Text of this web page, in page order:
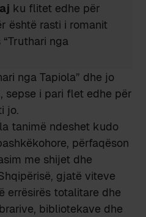
ku flitet edhe për
është rasti i romanit
nga
nga Tapiola” dhe jo
sepse i pari flet edhe për
jo.
tanimë ndeshet kudo
përfaqëson
me shijet dhe
gjatë viteve
errësirës totalitare dhe
bibliotekave dhe